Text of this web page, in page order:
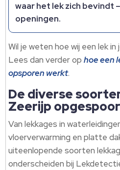
waar het lek zich bevindt
openingen.
Wil je weten hoe wij een lek
Lees dan verder ophoe een
opsporen werkt.
De diverse
Zeerijp
Van lekkages in
vloerverwarming en platte
uiteenlopende soorten
onderscheiden bij